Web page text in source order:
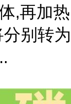
,再加热
别转为